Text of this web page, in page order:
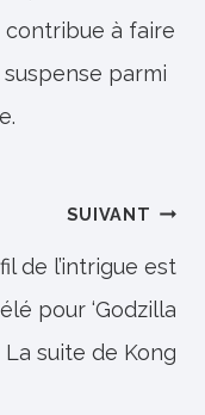
contribue à faire
parmi
SUIVANT
de l’intrigue est
pour ‘Godzilla
La suite de Kong